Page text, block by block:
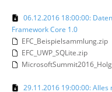
06.12.2016 18:00:00:
Framework Core 1.0
EFC_Beispielsammlung.zip
EFC_UWP_SQLite.zip
29.11.2016 19:00:00: